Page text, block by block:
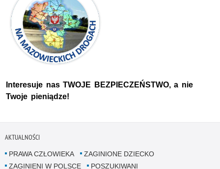
Interesuje nas TWOJE BEZPIECZEŃSTWO, a nie
Twoje pieniądze!
AKTUALNOŚCI
PRAWA CZŁOWIEKA
ZAGINIONE DZIECKO
ZAGINIENI W POLSCE
POSZUKIWANI